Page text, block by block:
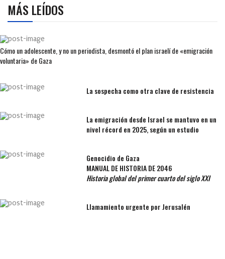
MÁS LEÍDOS
Cómo un adolescente, y no un periodista, desmontó el plan israelí de «emigración
voluntaria» de Gaza
La sospecha como otra clave de resistencia
La emigración desde Israel se mantuvo en un
nivel récord en 2025, según un estudio
Genocidio de Gaza
MANUAL DE HISTORIA DE 2046
Historia global del primer cuarto del siglo XXI
Llamamiento urgente por Jerusalén